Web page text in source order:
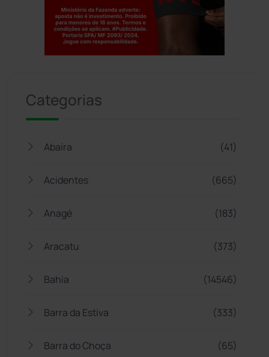
Categorias
Abaíra (41)
Acidentes (665)
Anagé (183)
Aracatu (373)
Bahia (14546)
Barra da Estiva (333)
Barra do Choça (65)